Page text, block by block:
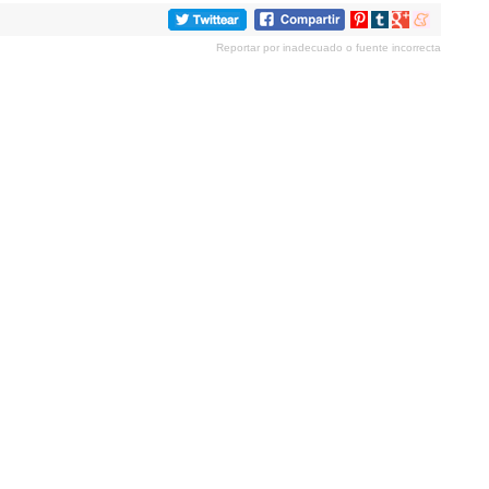
Compartir
Pinterest
Compartir
tumblr
Compartir
Google+
Compartir
meneame
Reportar por inadecuado o fuente incorrecta